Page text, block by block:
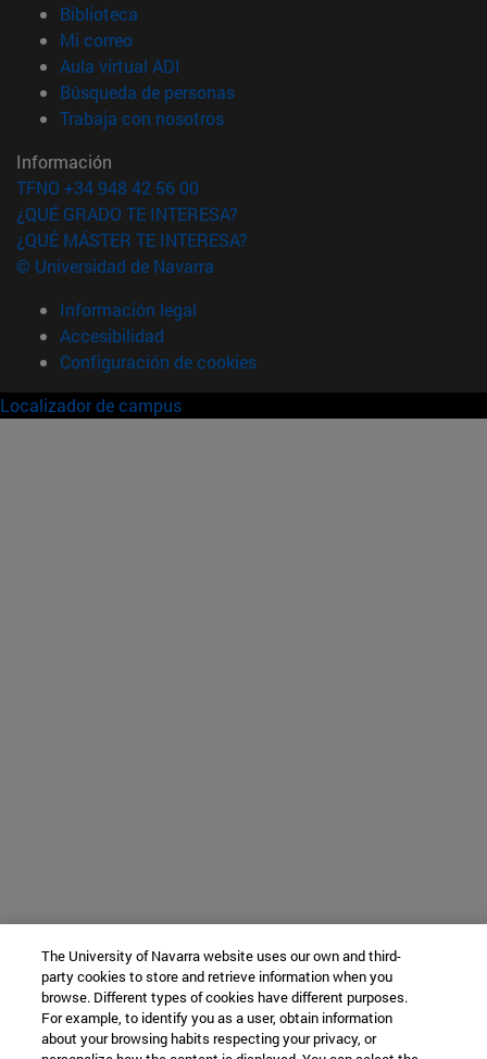
Biblioteca
Mi correo(abre en nueva ventana)
Aula virtual ADI
Búsqueda de personas(abre en nueva ventana)
Trabaja con nosotros(abre en nueva ventana)
Información
TFNO +34 948 42 56 00
¿QUÉ GRADO TE INTERESA?
¿QUÉ MÁSTER TE INTERESA?
© Universidad de Navarra
Información legal
Accesibilidad
Configuración de cookies
Localizador de campus
The University of Navarra website uses our own and third-
party cookies to store and retrieve information when you
browse. Different types of cookies have different purposes.
For example, to identify you as a user, obtain information
about your browsing habits respecting your privacy, or